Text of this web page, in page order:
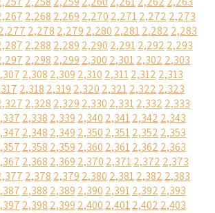
2,268 2,269 2,270 2,2712,272 2,273
2,278 2,279 2,280 2,2812,282 2,283
2,288 2,289 2,290 2,2912,292 2,293
2,298 2,299 2,300 2,3012,302 2,303
2,308 2,309 2,310 2,3112,312 2,313
2,318 2,319 2,320 2,3212,322 2,323
2,328 2,329 2,330 2,3312,332 2,333
2,338 2,339 2,340 2,3412,342 2,343
2,348 2,349 2,350 2,3512,352 2,353
2,358 2,359 2,360 2,3612,362 2,363
2,368 2,369 2,370 2,3712,372 2,373
2,378 2,379 2,380 2,3812,382 2,383
2,388 2,389 2,390 2,3912,392 2,393
2,398 2,399 2,400 2,4012,402 2,403